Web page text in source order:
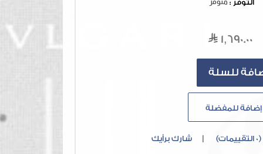
التوفر : متوفر
1,690.00
إضافة للمفضلة
(0 التقييمات) شارك برأيك